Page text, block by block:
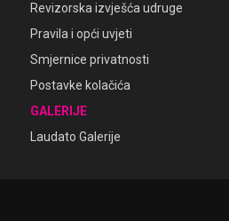
Revizorska izvješća udruge
Pravila i opći uvjeti
Smjernice privatnosti
Postavke kolačića
GALERIJE
Laudato Galerije